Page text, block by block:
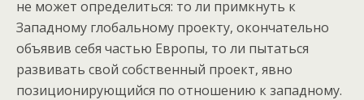
не может определиться: то ли примкнуть к
Западному глобальному проекту, окончательно
объявив себя частью Европы, то ли пытаться
развивать свой собственный проект, явно
позиционирующийся по отношению к западному.